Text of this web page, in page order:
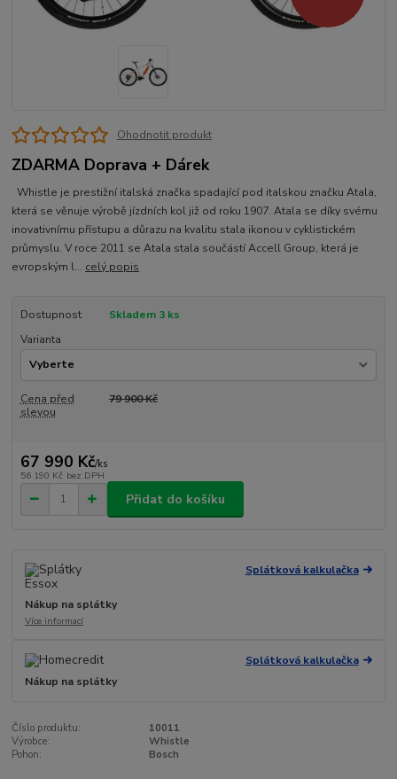
Ohodnotit produkt
ZDARMA Doprava + Dárek
Whistle je prestižní italská značka spadající pod italskou značku Atala,
která se věnuje výrobě jízdních kol již od roku 1907. Atala se díky svému
inovativnímu přístupu a důrazu na kvalitu stala ikonou v cyklistickém
průmyslu. V roce 2011 se Atala stala součástí Accell Group, která je
evropským l... celý popis
Dostupnost
Skladem 3 ks
Varianta
Cena před
slevou
79 900 Kč
67 990 Kč/ks
56 190 Kč bez DPH
Přidat do košíku
Splátková kalkulačka
Nákup na splátky
Více informací
Splátková kalkulačka
Nákup na splátky
Číslo produktu:
10011
Výrobce:
Whistle
Pohon:
Bosch